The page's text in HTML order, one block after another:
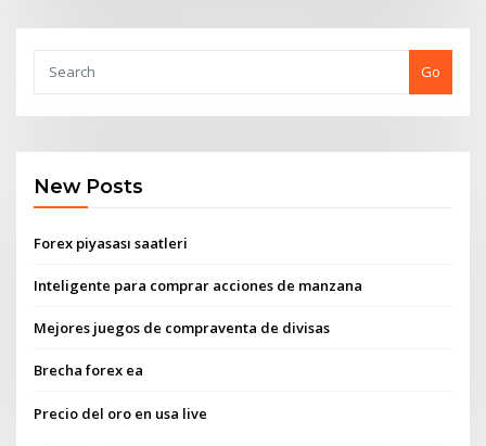
Go
New Posts
Forex piyasası saatleri
Inteligente para comprar acciones de manzana
Mejores juegos de compraventa de divisas
Brecha forex ea
Precio del oro en usa live